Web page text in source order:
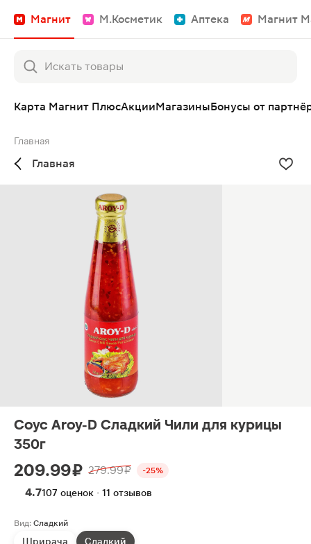
Магнит М.Косметик Аптека Магнит
Карта Магнит ПлюсАкцииМагазиныБонусы от
Главная
Главная
Соус Aroy-D Cладкий Чили для курицы
350г
209.99 ₽ 279.99 ₽ -25%
4.7107 оценок · 11 отзывов
Вид: Сладкий
Шрирача Сладкий